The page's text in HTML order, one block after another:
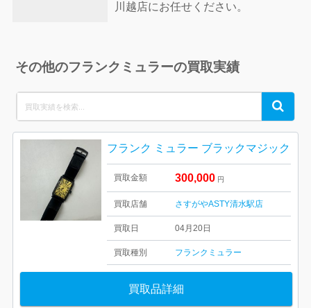
川越店にお任せください。
その他のフランクミュラーの買取実績
for:
Search
フランク ミュラー ブラックマジック
買取金額 300,000 円
買取店舗 さすがやASTY清水駅店
買取日 04月20日
買取種別 フランクミュラー
買取品詳細